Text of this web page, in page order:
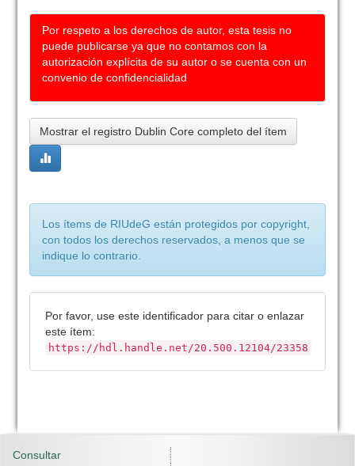
Por respeto a los derechos de autor, esta tesis no
puede publicarse ya que no contamos con la
autorización explícita de su autor o se cuenta con un
convenio de confidencialidad
Mostrar el registro Dublin Core completo del ítem
Los ítems de RIUdeG están protegidos por copyright,
con todos los derechos reservados, a menos que se
indique lo contrario.
Por favor, use este identificador para citar o enlazar
este ítem:
https://hdl.handle.net/20.500.12104/23358
Consultar